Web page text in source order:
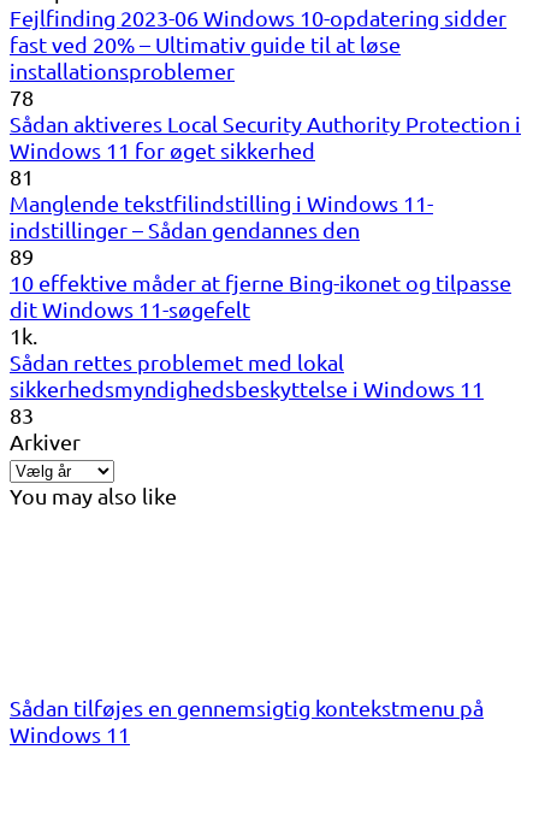
Fejlfinding 2023-06 Windows 10-opdatering sidder
fast ved 20% – Ultimativ guide til at løse
installationsproblemer
78
Sådan aktiveres Local Security Authority Protection i
Windows 11 for øget sikkerhed
81
Manglende tekstfilindstilling i Windows 11-
indstillinger – Sådan gendannes den
89
10 effektive måder at fjerne Bing-ikonet og tilpasse
dit Windows 11-søgefelt
1k.
Sådan rettes problemet med lokal
sikkerhedsmyndighedsbeskyttelse i Windows 11
83
Arkiver
You may also like
Sådan tilføjes en gennemsigtig kontekstmenu på
Windows 11